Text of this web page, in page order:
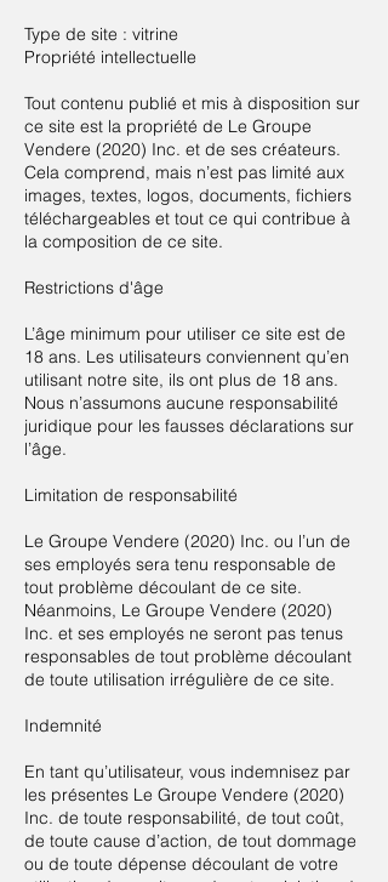
Type de site : vitrine
Propriété intellectuelle
Tout contenu publié et mis à disposition sur
ce site est la propriété de Le Groupe
Vendere (2020) Inc. et de ses créateurs.
Cela comprend, mais n’est pas limité aux
images, textes, logos, documents, fichiers
téléchargeables et tout ce qui contribue à
la composition de ce site.
Restrictions d'âge
L’âge minimum pour utiliser ce site est de
18 ans. Les utilisateurs conviennent qu’en
utilisant notre site, ils ont plus de 18 ans.
Nous n’assumons aucune responsabilité
juridique pour les fausses déclarations sur
l’âge.
Limitation de responsabilité
Le Groupe Vendere (2020) Inc. ou l’un de
ses employés sera tenu responsable de
tout problème découlant de ce site.
Néanmoins, Le Groupe Vendere (2020)
Inc. et ses employés ne seront pas tenus
responsables de tout problème découlant
de toute utilisation irrégulière de ce site.
Indemnité
En tant qu’utilisateur, vous indemnisez par
les présentes Le Groupe Vendere (2020)
Inc. de toute responsabilité, de tout coût,
de toute cause d’action, de tout dommage
ou de toute dépense découlant de votre